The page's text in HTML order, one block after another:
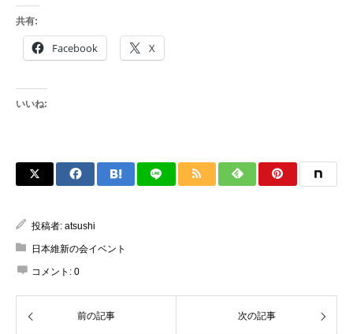
共有:
Facebook X
いいね:
投稿者: atsushi
日本維新の会イベント
コメント: 0
前の記事 次の記事